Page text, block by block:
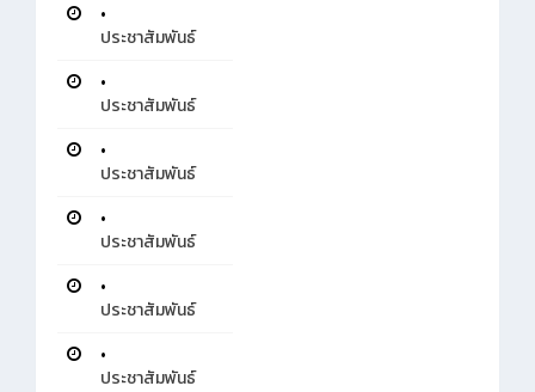
•
ประชาสัมพันธ์
•
ประชาสัมพันธ์
•
ประชาสัมพันธ์
•
ประชาสัมพันธ์
•
ประชาสัมพันธ์
•
ประชาสัมพันธ์